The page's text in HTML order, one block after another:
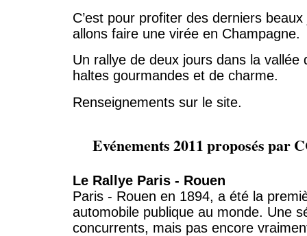
C’est pour profiter des derniers
allons faire une virée en Champagne.
Un rallye de deux jours dans la vallée
haltes gourmandes et de charme.
Renseignements sur le site.
Evénements 2011 proposés par
Le Rallye Paris - Rouen
Paris - Rouen en 1894, a été la
automobile publique au monde. Une
concurrents, mais pas encore